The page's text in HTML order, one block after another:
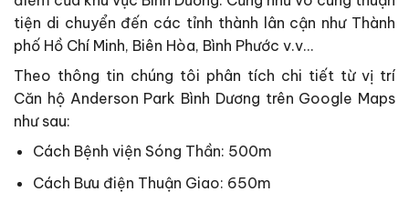
tiện di chuyển đến các tỉnh thành lân cận như Thành
phố Hồ Chí Minh, Biên Hòa, Bình Phước v.v…
Theo thông tin chúng tôi phân tích chi tiết từ vị trí
Căn hộ Anderson Park Bình Dương trên Google Maps
như sau:
Cách Bệnh viện Sóng Thần: 500m
Cách Bưu điện Thuận Giao: 650m